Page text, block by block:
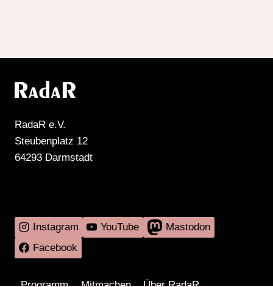
RadaR e.V.
Steubenplatz 12
64293 Darmstadt
Instagram YouTube
Mastodon
Facebook